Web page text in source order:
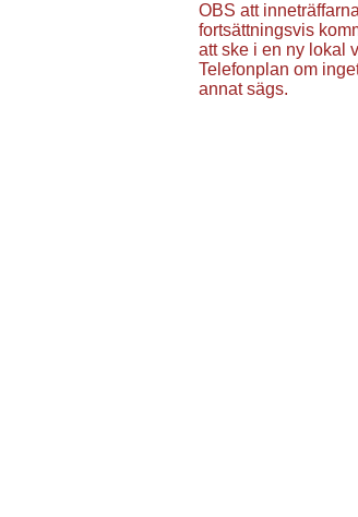
OBS att inneträffarna
fortsättningsvis
att ske i en ny lokal
Telefonplan om
annat sägs.